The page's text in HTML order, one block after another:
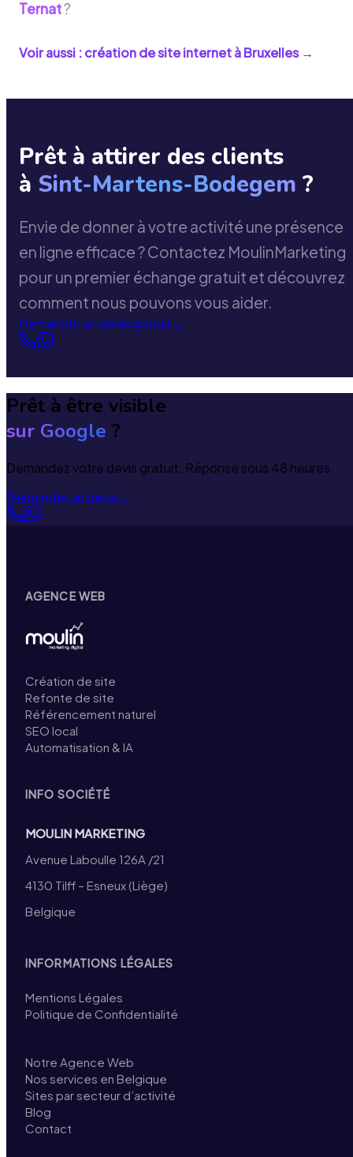
Ternat?
Voir aussi : création de site internet àBruxelles→
Prêt à attirer des clients
à Sint-Martens-Bodegem ?
Envie de donner à votre activité une présence
en ligne efficace ? Contactez MoulinMarketing
pour un premier échange gratuit et découvrez
comment nous pouvons vous aider.
Demander un devis gratuit→
Prêt à être visible
sur Google ?
Demandez votre devis gratuit. Réponse sous 48 heures.
Demander un devis→
AGENCE WEB
Création de site
Refonte de site
Référencement naturel
SEO local
Automatisation & IA
INFO SOCIÉTÉ
MOULIN MARKETING
Avenue Laboulle 126A /21
4130 Tilff – Esneux (Liège)
Belgique
INFORMATIONS LÉGALES
Mentions Légales
Politique de Confidentialité
Notre Agence Web
Nos services en Belgique
Sites par secteur d’activité
Blog
Contact